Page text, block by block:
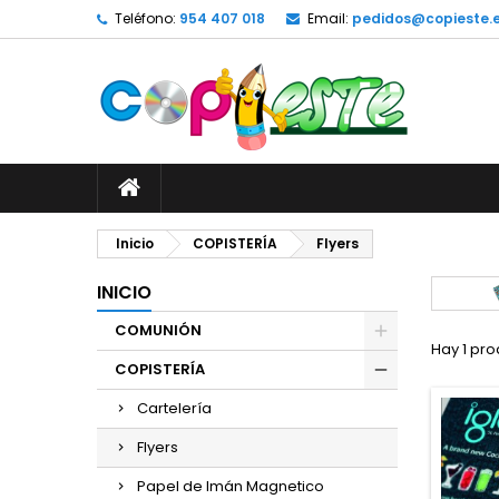
Teléfono: 954 407 018 Email:
Inicio COPISTERÍA Flyers
INICIO
COMUNIÓN
COPISTERÍA
Cartelería
Flyers
Papel de Imán Magnetico
Hay 1